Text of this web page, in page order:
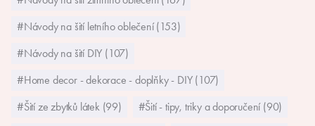
#Návody na šití letního oblečení (153)
#Návody na šití DIY (107)
#Home decor - dekorace - doplňky - DIY (107)
#Šití ze zbytků látek (99)
#Šití - tipy, triky a doporučení (90)